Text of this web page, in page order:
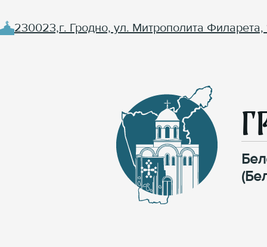
230023,г. Гродно, ул. Митрополита Филарета,